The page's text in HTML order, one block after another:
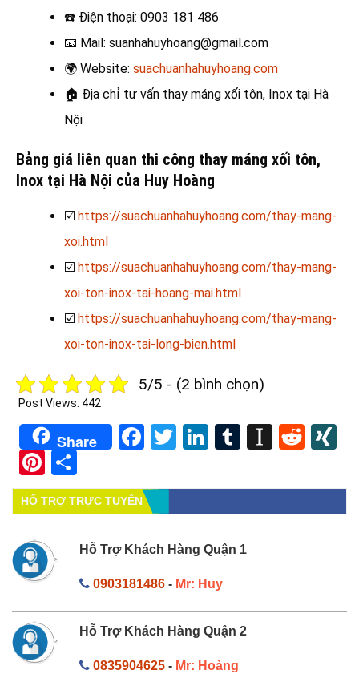
☎️ Điện thoại: 0903 181 486
📧 Mail: suanhahuyhoang@gmail.com
🌍 Website: suachuanhahuyhoang.com
🏠 Địa chỉ tư vấn thay máng xối tôn, Inox tại Hà
Nội
Bảng giá liên quan thi công thay máng xối tôn,
Inox tại Hà Nội của Huy Hoàng
☑️ https://suachuanhahuyhoang.com/thay-mang-
xoi.html
☑️ https://suachuanhahuyhoang.com/thay-mang-
xoi-ton-inox-tai-hoang-mai.html
☑️ https://suachuanhahuyhoang.com/thay-mang-
xoi-ton-inox-tai-long-bien.html
5/5 - (2 bình chọn)
Post Views: 442
Share Facebook
TwitterLinkedIn
Tumblr
Pinterest
HỔ TRỢ TRỰC TUYẾN
Hỗ Trợ Khách Hàng Quận 1
0903181486- Mr: Huy
Hỗ Trợ Khách Hàng Quận 2
0835904625- Mr: Hoàng